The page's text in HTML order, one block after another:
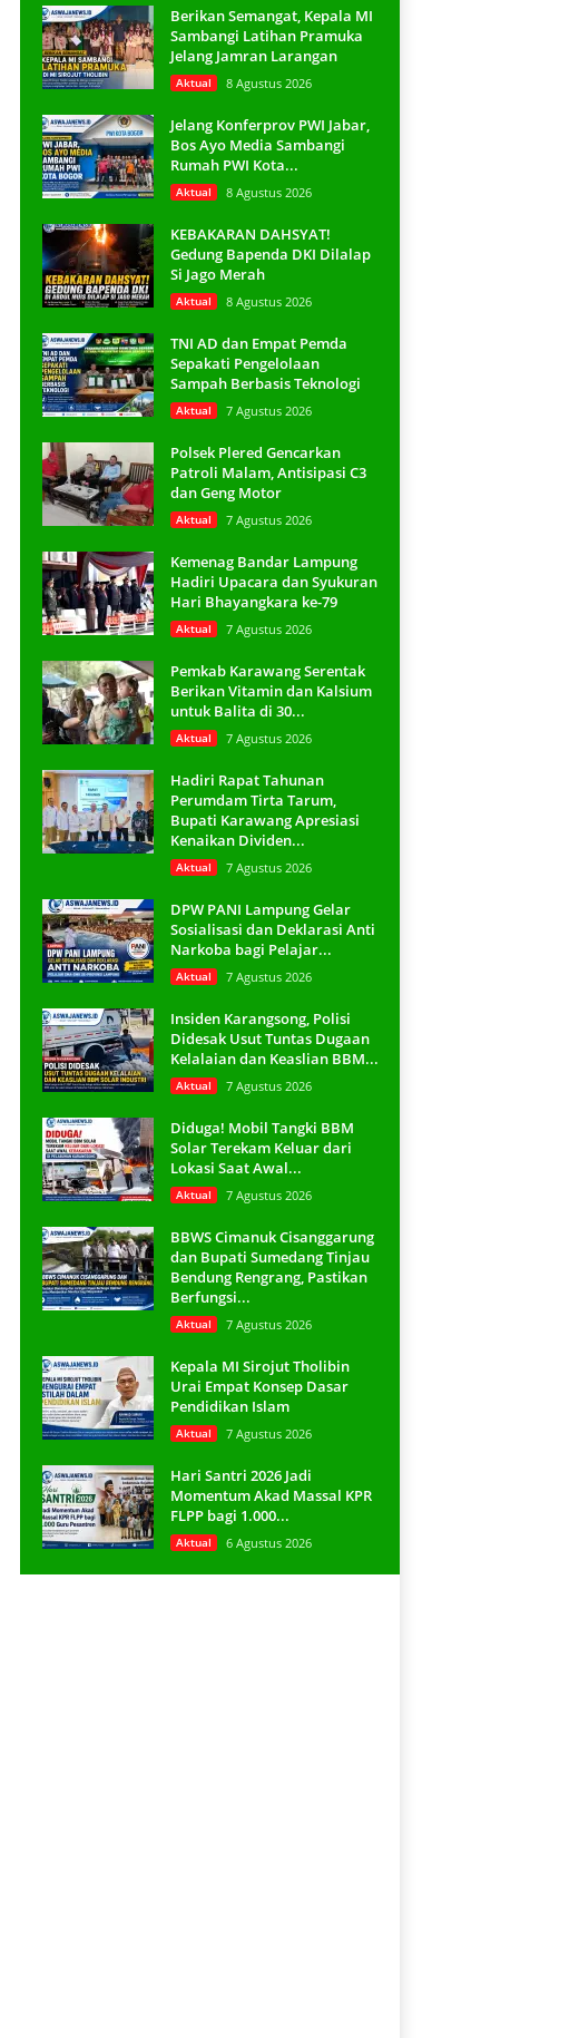
Berikan Semangat, Kepala MI
Sambangi Latihan Pramuka
Jelang Jamran Larangan
Aktual 8 Agustus 2026
Jelang Konferprov PWI Jabar,
Bos Ayo Media Sambangi
Rumah PWI Kota...
Aktual 8 Agustus 2026
KEBAKARAN DAHSYAT!
Gedung Bapenda DKI Dilalap
Si Jago Merah
Aktual 8 Agustus 2026
TNI AD dan Empat Pemda
Sepakati Pengelolaan
Sampah Berbasis Teknologi
Aktual 7 Agustus 2026
Polsek Plered Gencarkan
Patroli Malam, Antisipasi C3
dan Geng Motor
Aktual 7 Agustus 2026
Kemenag Bandar Lampung
Hadiri Upacara dan Syukuran
Hari Bhayangkara ke-79
Aktual 7 Agustus 2026
Pemkab Karawang Serentak
Berikan Vitamin dan Kalsium
untuk Balita di 30...
Aktual 7 Agustus 2026
Hadiri Rapat Tahunan
Perumdam Tirta Tarum,
Bupati Karawang Apresiasi
Kenaikan Dividen...
Aktual 7 Agustus 2026
DPW PANI Lampung Gelar
Sosialisasi dan Deklarasi Anti
Narkoba bagi Pelajar...
Aktual 7 Agustus 2026
Insiden Karangsong, Polisi
Didesak Usut Tuntas Dugaan
Kelalaian dan Keaslian BBM...
Aktual 7 Agustus 2026
Diduga! Mobil Tangki BBM
Solar Terekam Keluar dari
Lokasi Saat Awal...
Aktual 7 Agustus 2026
BBWS Cimanuk Cisanggarung
dan Bupati Sumedang Tinjau
Bendung Rengrang, Pastikan
Berfungsi...
Aktual 7 Agustus 2026
Kepala MI Sirojut Tholibin
Urai Empat Konsep Dasar
Pendidikan Islam
Aktual 7 Agustus 2026
Hari Santri 2026 Jadi
Momentum Akad Massal KPR
FLPP bagi 1.000...
Aktual 6 Agustus 2026